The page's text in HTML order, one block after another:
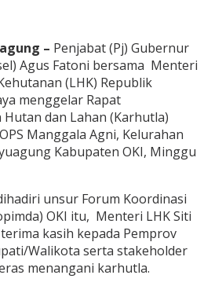
– Penjabat (Pj) Gubernur
Agus Fatoni bersama Menteri
(LHK) Republik
menggelar Rapat
dan Lahan (Karhutla)
Manggala Agni, Kelurahan
Kabupaten OKI, Minggu
unsur Forum Koordinasi
OKI itu, Menteri LHK Siti
kasih kepada Pemprov
Walikota serta stakeholder
menangani karhutla.